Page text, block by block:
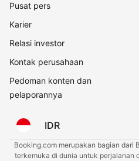
Pusat pers
Karier
Relasi investor
Kontak perusahaan
Pedoman konten dan
pelaporannya
IDR
Booking.com merupakan bagian dari
terkemuka di dunia untuk perjalanan